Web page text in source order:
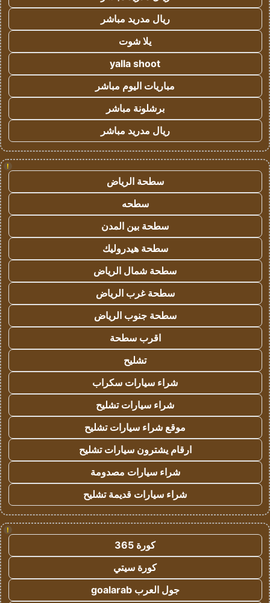
ريال مدريد مباشر
يلا شوت
yalla shoot
مباريات اليوم مباشر
برشلونة مباشر
ريال مدريد مباشر
!
سطحة الرياض
سطحه
سطحة بين المدن
سطحة هيدروليك
سطحة شمال الرياض
سطحة غرب الرياض
سطحة جنوب الرياض
اقرب سطحة
تشليح
شراء سيارات سكراب
شراء سيارات تشليح
موقع شراء سيارات تشليح
ارقام يشترون سيارات تشليح
شراء سيارات مصدومة
شراء سيارات قديمة تشليح
!
كورة 365
كورة سيتي
جول العرب goalarab